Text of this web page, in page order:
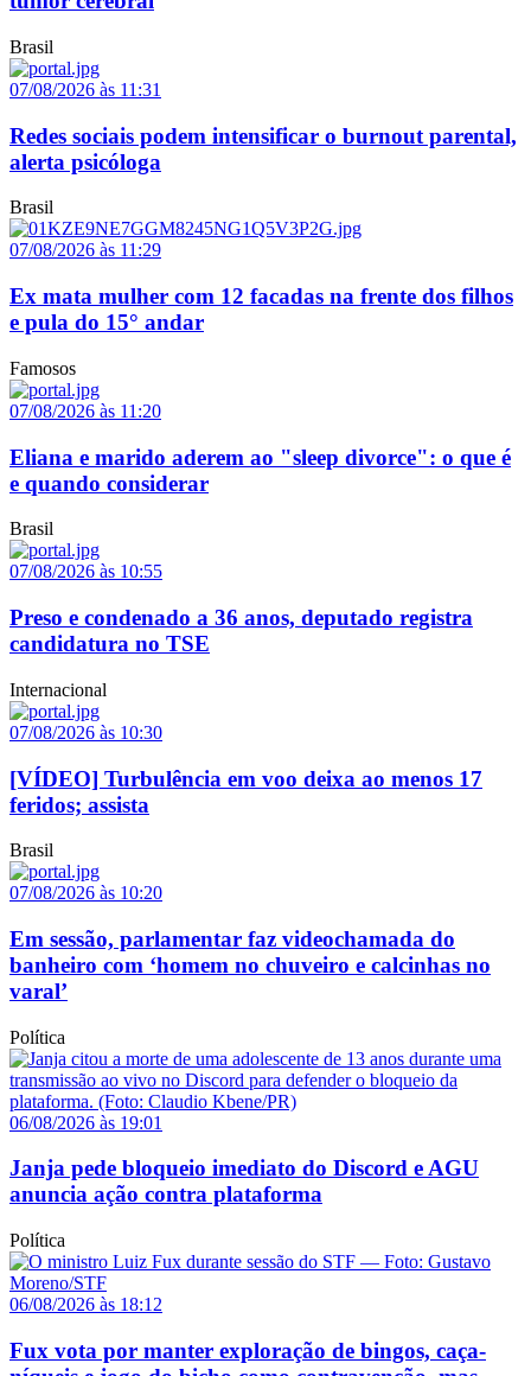
Brasil
07/08/2026 às 11:31
Redes sociais podem intensificar o burnout parental,
alerta psicóloga
Brasil
07/08/2026 às 11:29
Ex mata mulher com 12 facadas na frente dos filhos
e pula do 15° andar
Famosos
07/08/2026 às 11:20
Eliana e marido aderem ao "sleep divorce": o que é
e quando considerar
Brasil
07/08/2026 às 10:55
Preso e condenado a 36 anos, deputado registra
candidatura no TSE
Internacional
07/08/2026 às 10:30
[VÍDEO] Turbulência em voo deixa ao menos 17
feridos; assista
Brasil
07/08/2026 às 10:20
Em sessão, parlamentar faz videochamada do
banheiro com ‘homem no chuveiro e calcinhas no
varal’
Política
06/08/2026 às 19:01
Janja pede bloqueio imediato do Discord e AGU
anuncia ação contra plataforma
Política
06/08/2026 às 18:12
Fux vota por manter exploração de bingos, caça-